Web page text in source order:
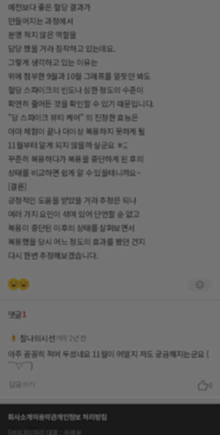
예전보다 좋은 혈당 결과가
만들어지는 과정에서
분명 적지 않은 역할을
담당 했을 거라 짐작하고 있는데요.
그렇게 생각하고 있는 이유는
위에 첨부한 9월과 10월 그래프를 얼핏만 봐도
혈당 스파이크의 빈도나 심한 정도의 수준이
확연히 줄어든 것을 확인할 수 있기 때문입니다.
"당 스파이크 뷰티 케어" 의 진정한 효능은
아마 체험이 끝나 더이상 복용하지 못하게 될
11월부터 알게 되지 않을까 싶군요 ㅎ;;
꾸준히 복용하다가 복용을 중단하게 된 후의
상태를 비교하면 쉽게 알 수 있을테니까요~
[결론]
긍정적인 도움을 받았을 거라 추정은 되나
여러 가지 요인이 섞여 있어 단언할 순 없고
복용이 중단된 이후의 상태를 살펴보면서
복용했을 당시 어느 정도의 효과를 봤던 건지
다시 한번 추정해보겠습니다.
댓글1
찰나의시선 거의 2년 전
아주 꼼꼼히 적어 두셨네요 11월이 어떨지 저도 궁금해지는군요 (
회사소개이용약관개인정보 처리방침
닥터다이어리 대표 : 송제윤